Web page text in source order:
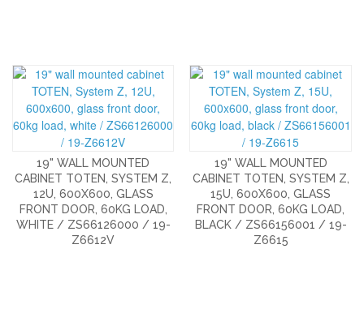
19" WALL MOUNTED
CABINET TOTEN, SYSTEM Z,
12U, 600X600, GLASS
FRONT DOOR, 60KG LOAD,
WHITE / ZS66126000 / 19-
Z6612V
19" WALL MOUNTED
CABINET TOTEN, SYSTEM Z,
15U, 600X600, GLASS
FRONT DOOR, 60KG LOAD,
BLACK / ZS66156001 / 19-
Z6615